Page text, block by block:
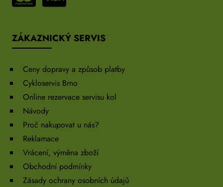
ZÁKAZNICKÝ SERVIS
Ceny dopravy a způsob platby
Cykloservis Brno
Online rezervace servisu kol
Návody
Proč nakupovat u nás?
Reklamace
Vrácení, výměna zboží
Obchodní podmínky
Zásady ochrany osobních údajů